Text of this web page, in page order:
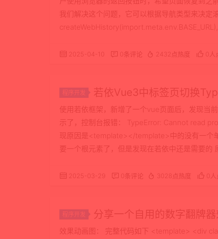
我们解决这个问题，它可以根据导航类型来决
2025-04-10 0条评论 2432点热度 0人
程序开发
若依Vue3中标签页切换
问题解决
使用若依框架，新增了一个vue页面后，发现当
示了，控制台报错： TypeError: Cannot read
现原因是<template></template>中的没有一个
要一个根元素了，但是发现在若依中还是需要
2025-03-29 0条评论 3028点热度 0人
程序开发 分享一个自用的数字翻牌
效果动画图： 完整代码如下 <template> <div